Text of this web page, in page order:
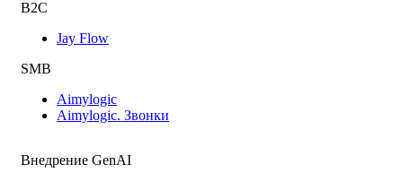
B2C
Jay Flow
SMB
Aimylogic
Aimylogic. Звонки
Внедрениe GenAI